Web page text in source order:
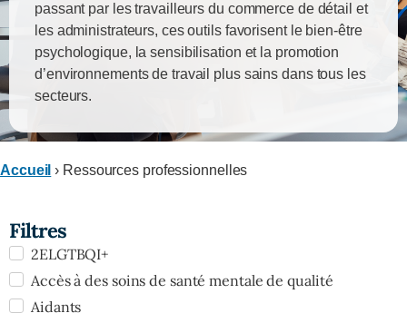
passant par les travailleurs du commerce de détail et
les administrateurs, ces outils favorisent le bien-être
psychologique, la sensibilisation et la promotion
d’environnements de travail plus sains dans tous les
secteurs.
Accueil › Ressources professionnelles
Filtres
2ELGTBQI+
Accès à des soins de santé mentale de qualité
Aidants